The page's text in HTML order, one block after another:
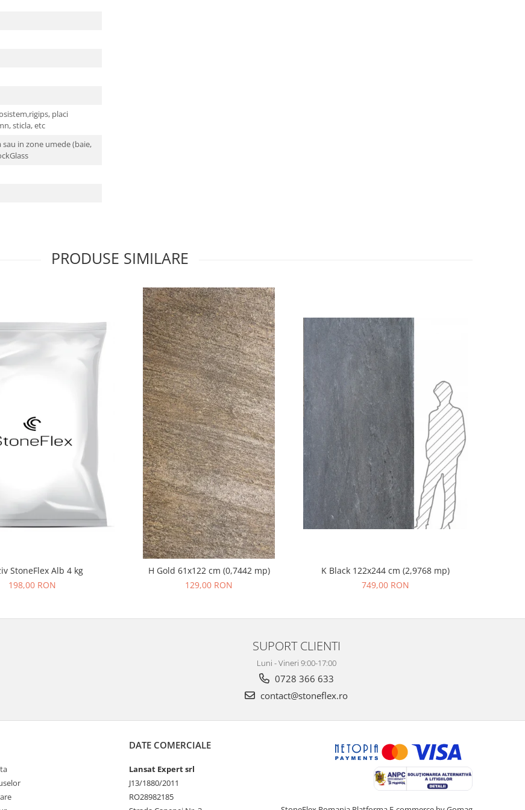
placi
sticla, etc
in zone umede (baie,
PRODUSE SIMILARE
StoneFlex Alb 4 kg
198,00 RON
H Gold 61x122 cm (0,7442 mp)
129,00 RON
K Black 122x244 cm (2,9768 mp)
749,00 RON
SUPORT CLIENTI
Luni - Vineri 9:00-17:00
0728 366 633
contact@stoneflex.ro
DATE COMERCIALE
Lansat Expert srl
J13/1880/2011
RO28982185